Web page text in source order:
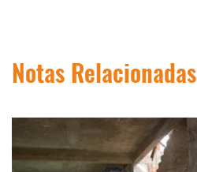
Notas Relacionadas